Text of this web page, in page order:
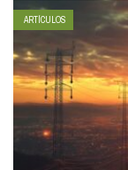
ARTÍCULOS